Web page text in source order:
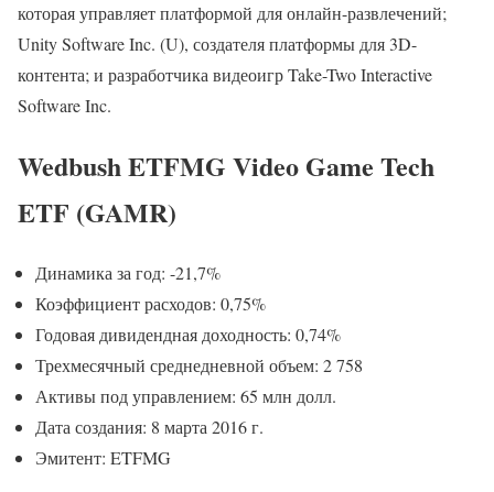
которая управляет платформой для онлайн-развлечений;
Unity Software Inc. (U), создателя платформы для 3D-
контента; и разработчика видеоигр Take-Two Interactive
Software Inc.
Wedbush ETFMG Video Game Tech
ETF (GAMR)
Динамика за год: -21,7%
Коэффициент расходов: 0,75%
Годовая дивидендная доходность: 0,74%
Трехмесячный среднедневной объем: 2 758
Активы под управлением: 65 млн долл.
Дата создания: 8 марта 2016 г.
Эмитент: ETFMG